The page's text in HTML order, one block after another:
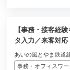
【事務・接客経
タ入力／来客対応
あいの風とやま鉄道
事務・オフィスワー